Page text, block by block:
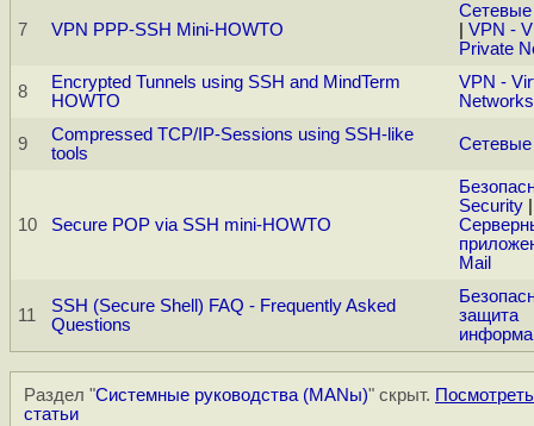
7 VPN PPP-SSH Mini-HOWTO
Сетевые
VPN -
Private
8
Encrypted Tunnels using SSH and MindTerm
HOWTO
VPN -
Networks
9
Compressed TCP/IP-Sessions using SSH-like
tools
Сетевые
10 Secure POP via SSH mini-HOWTO
Security
Mail
11
SSH (Secure Shell) FAQ - Frequently Asked
Questions
защита
Раздел "Системные руководства (MANы)" скрыт. Посмотреть
статьи